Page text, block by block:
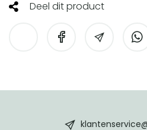
Deel dit product